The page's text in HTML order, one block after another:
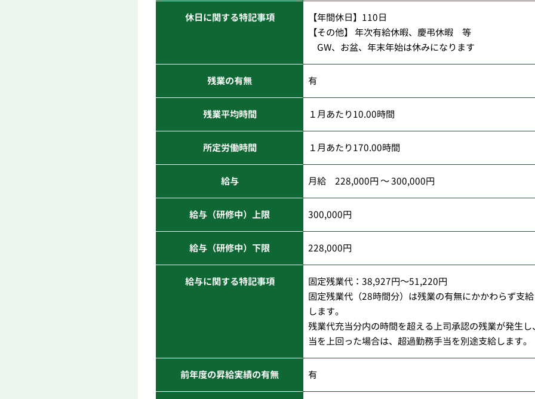
休日に関する特記事項
【年間休日】110日
【その他】 年次有給休暇、慶弔休暇 等
GW、お盆、年末年始は休みになります
残業の有無 有
残業平均時間 １月あたり10.00時間
所定労働時間 １月あたり170.00時間
給与 月給 228,000円 ～ 300,000円
給与（研修中）上限 300,000円
給与（研修中）下限 228,000円
給与に関する特記事項
固定残業代：38,927円～51,220円
固定残業代（28時間分）は残業の有無にかかわらず支
します。
残業代充当分内の時間を超える上司承認の残業が発生
当を上回った場合は、超過勤務手当を別途支給します。
前年度の昇給実績の有無 有